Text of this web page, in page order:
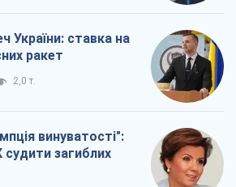
України: ставка на
ракет
2,0 т.
винуватості":
загиблих